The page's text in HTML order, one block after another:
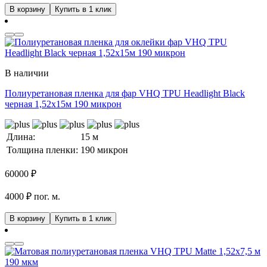
В корзину Купить в 1 клик
В наличии
Полиуретановая пленка для фар VHQ TPU Headlight Black
черная 1,52х15м 190 микрон
Длина:
15 м
Толщина пленки: 190 микрон
60000 ₽
4000 ₽ пог. м.
В корзину Купить в 1 клик